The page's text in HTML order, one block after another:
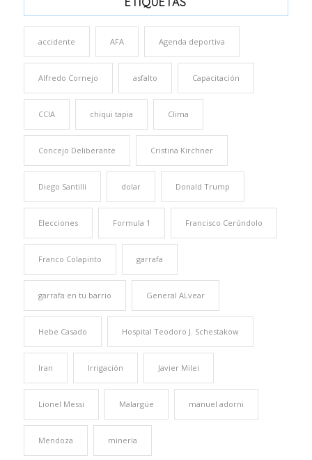
accidente AFA Agenda deportiva
Alfredo Cornejo asfalto Capacitación
CCIA chiqui tapia Clima
Concejo Deliberante Cristina Kirchner
Diego Santilli dolar Donald Trump
Elecciones Formula 1 Francisco Cerúndolo
Franco Colapinto garrafa
garrafa en tu barrio General ALvear
Hebe Casado Hospital Teodoro J. Schestakow
Iran Irrigación Javier Milei
Lionel Messi Malargüe manuel adorni
Mendoza minería